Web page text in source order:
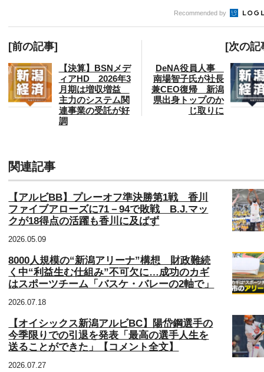
Recommended by
[前の記事]
【決算】BSNメデ
ィアHD 2026年3
月期は増収増益
主力のシステム関
連事業の受託が好
調
[次の記
DeNA役員人事
南場智子氏が社長
兼CEO復帰 新潟
県出身トップのか
じ取りに
関連記事
【アルビBB】プレーオフ準決勝第1戦 香川
ファイブアローズに71－94で敗戦 B.J.マッ
クが18得点の活躍も香川に及ばず
2026.05.09
8000人規模の“新潟アリーナ”構想 財政難続
く中“利益生む仕組み”不可欠に…成功のカギ
はスポーツチーム「バスケ・バレーの2軸で」
2026.07.18
【オイシックス新潟アルビBC】陽岱鋼選手の
今季限りでの引退を発表「最高の選手人生を
送ることができた」【コメント全文】
2026.07.27